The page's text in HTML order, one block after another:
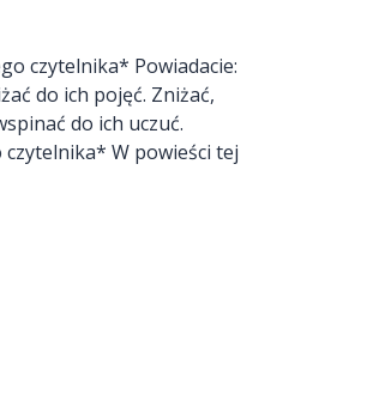
czytelnika* Powiadacie:
do ich pojęć. Zniżać,
do ich uczuć.
czytelnika* W powieści tej